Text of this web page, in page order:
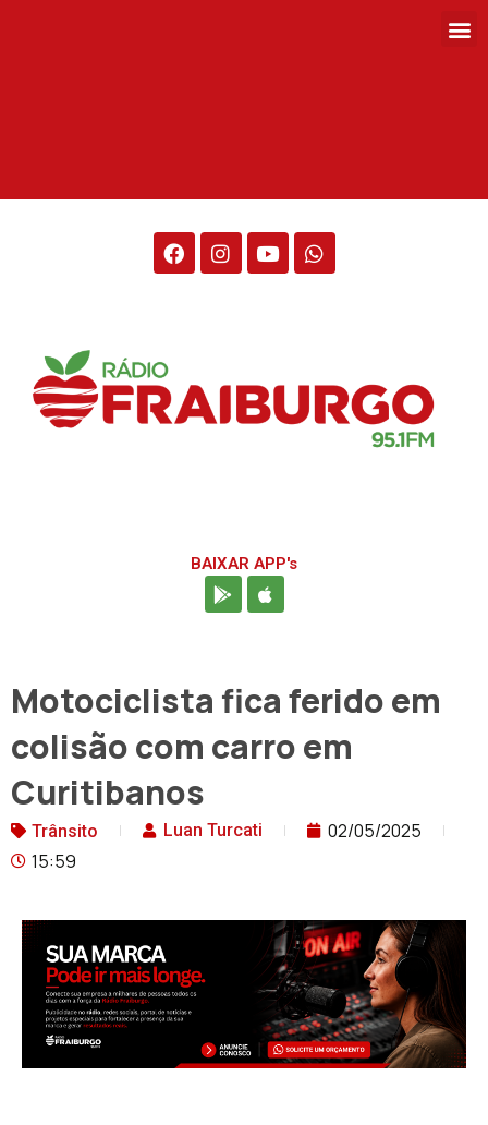
BAIXAR APP's
Motociclista fica ferido em
colisão com carro em
Curitibanos
Trânsito Luan Turcati
02/05/2025
15:59